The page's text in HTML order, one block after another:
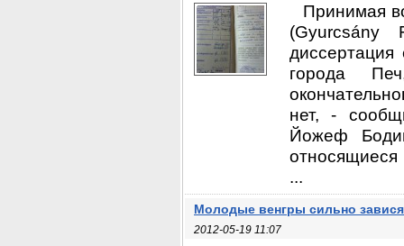
Принимая
(Gyurcsány
диссертация
города
нет, -
Йожеф
...
Молодые венгры сильно
2012-05-19 11:07